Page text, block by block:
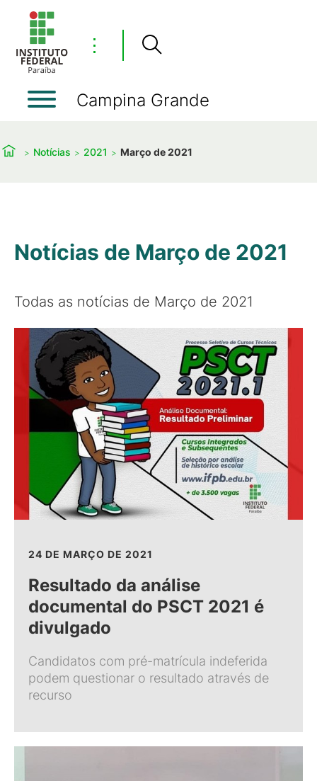
⋮
Campina Grande
Notícias 2021 Março de 2021
Notícias de Março de 2021
Todas as notícias de Março de 2021
24 DE MARÇO DE 2021
Resultado da análise
documental do PSCT 2021 é
divulgado
Candidatos com pré-matrícula indeferida
podem questionar o resultado através de
recurso